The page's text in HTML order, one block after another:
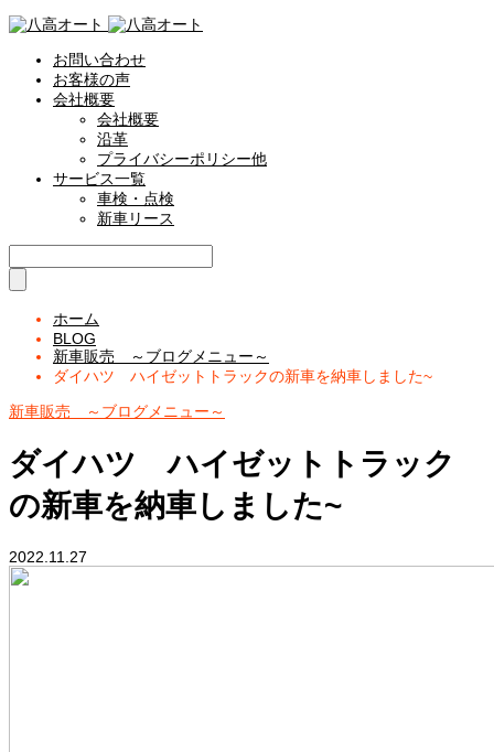
お問い合わせ
お客様の声
会社概要
会社概要
沿革
プライバシーポリシー他
サービス一覧
車検・点検
新車リース
ホーム
BLOG
新車販売 ～ブログメニュー～
ダイハツ ハイゼットトラックの新車を納車しました~
新車販売 ～ブログメニュー～
ダイハツ ハイゼットトラック
の新車を納車しました~
2022.11.27